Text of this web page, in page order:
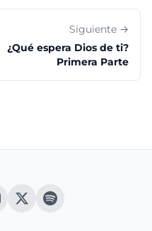
Siguiente →
¿Qué espera Dios de ti?
Primera Parte